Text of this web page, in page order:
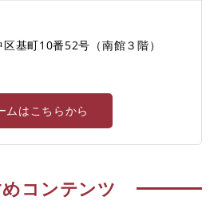
基町10番52号（南館３階）
ムはこちらから
コンテンツ